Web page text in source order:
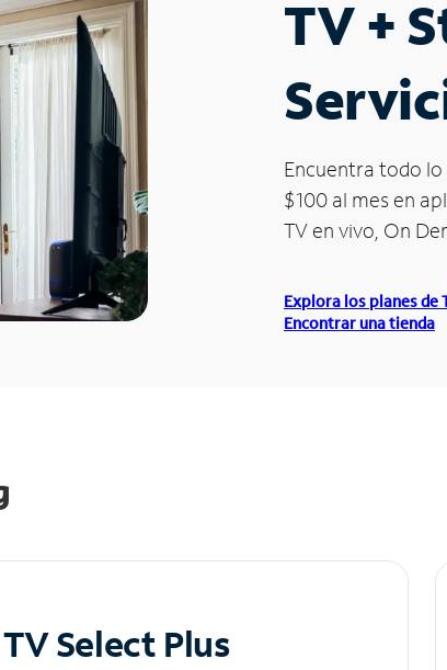
TV +
Encuentra todo lo
$100 al mes en
TV en vivo, On
Explora los planes de
Encontrar una tienda
TV Select Plus